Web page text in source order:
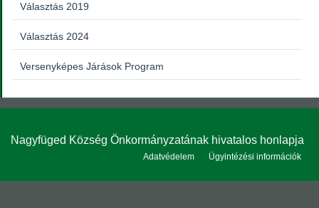
Választás 2019
Választás 2024
Versenyképes Járások Program
Nagyfüged Község Önkormányzatának hivatalos honlapja
Adatvédelem Ügyintézési információk